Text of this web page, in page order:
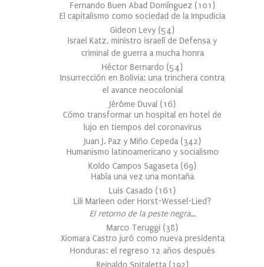
Fernando Buen Abad Domínguez (101 )
El capitalismo como sociedad de la Impudicia
Gideon Levy (54)
Israel Katz, ministro israelí de Defensa y
criminal de guerra a mucha honra
Héctor Bernardo (54)
Insurrección en Bolivia: una trinchera contra
el avance neocolonial
Jérôme Duval (16)
Cómo transformar un hospital en hotel de
lujo en tiempos del coronavirus
Juan J. Paz y Miño Cepeda (342)
Humanismo latinoamericano y socialismo
Koldo Campos Sagaseta (69)
Había una vez una montaña
Luis Casado (161 )
Lili Marleen oder Horst-Wessel-Lied?
El retorno de la peste negra…
Marco Teruggi (38)
Xiomara Castro juró como nueva presidenta
Honduras: el regreso 12 años después